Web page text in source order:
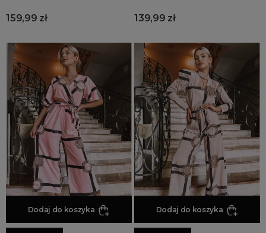
159,99 zł 139,99 zł
Dodaj do koszyka Dodaj do koszyka